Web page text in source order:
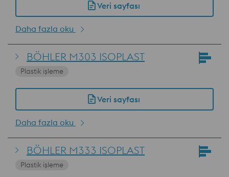
Veri sayfası
Daha fazla oku
BÖHLER M303 ISOPLAST
Plastik işleme
Veri sayfası
Daha fazla oku
BÖHLER M333 ISOPLAST
Plastik işleme